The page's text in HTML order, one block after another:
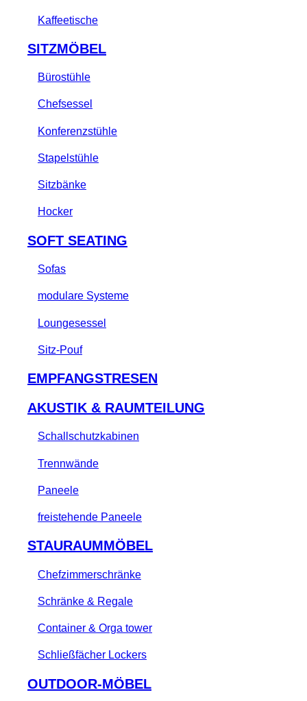
Kaffeetische
SITZMÖBEL
Bürostühle
Chefsessel
Konferenzstühle
Stapelstühle
Sitzbänke
Hocker
SOFT SEATING
Sofas
modulare Systeme
Loungesessel
Sitz-Pouf
EMPFANGSTRESEN
AKUSTIK & RAUMTEILUNG
Schallschutzkabinen
Trennwände
Paneele
freistehende Paneele
STAURAUMMÖBEL
Chefzimmerschränke
Schränke & Regale
Container & Orga tower
Schließfächer Lockers
OUTDOOR-MÖBEL